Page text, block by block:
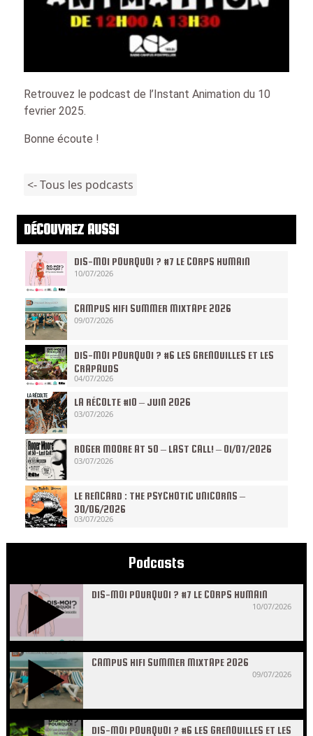
Retrouvez le podcast de l’Instant Animation du 10
fevrier 2025.
Bonne écoute !
<- Tous les podcasts
DÉCOUVREZ AUSSI
DIS-MOI POURQUOI ? #7 LE CORPS HUMAIN
10/07/2026
CAMPUS HIFI SUMMER MIXTAPE 2026
09/07/2026
DIS-MOI POURQUOI ? #6 LES GRENOUILLES ET LES
CRAPAUDS
04/07/2026
LA RÉCOLTE #10 – JUIN 2026
03/07/2026
ROGER MOORE AT 50 – LAST CALL! – 01/07/2026
03/07/2026
LE RENCARD : THE PSYCHOTIC UNICORNS –
30/06/2026
03/07/2026
Podcasts
DIS-MOI POURQUOI ? #7 LE CORPS HUMAIN
10/07/2026
CAMPUS HIFI SUMMER MIXTAPE 2026
09/07/2026
DIS-MOI POURQUOI ? #6 LES GRENOUILLES ET LES